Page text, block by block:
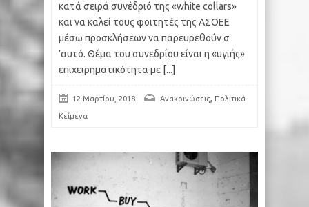
κατά σειρά συνέδριό της «white collars»
και να καλεί τους φοιτητές της ΑΣΟΕΕ
μέσω προσκλήσεων να παρευρεθούν σ
’αυτό. Θέμα του συνεδρίου είναι η «υγιής»
επιχειρηματικότητα με [...]
12 Μαρτίου, 2018 Ανακοινώσεις, Πολιτικά
Κείμενα